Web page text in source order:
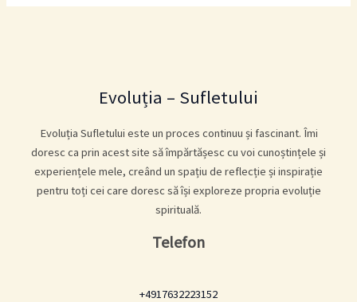
Evoluția – Sufletului
Evoluția Sufletului este un proces continuu și fascinant. Îmi
doresc ca prin acest site să împărtășesc cu voi cunoștințele și
experiențele mele, creând un spațiu de reflecție și inspirație
pentru toți cei care doresc să își exploreze propria evoluție
spirituală.
Telefon
+4917632223152